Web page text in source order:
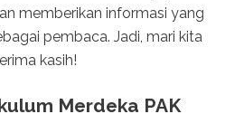
memberikan informasi yang
pembaca. Jadi, mari kita
kasih!
Merdeka PAK